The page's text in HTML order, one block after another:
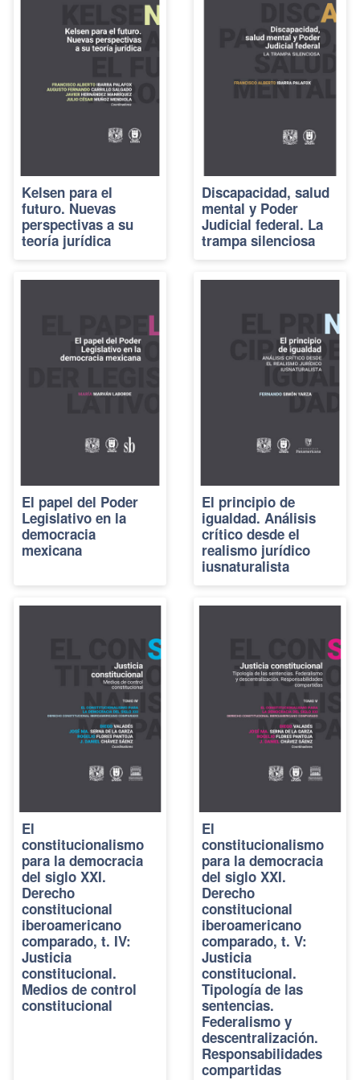
Kelsen para el
futuro. Nuevas
perspectivas a su
teoría jurídica
Discapacidad, salud
mental y Poder
Judicial federal. La
trampa silenciosa
El papel del Poder
Legislativo en la
democracia
mexicana
El principio de
igualdad. Análisis
crítico desde el
realismo jurídico
iusnaturalista
El
constitucionalismo
para la democracia
del siglo XXI.
Derecho
constitucional
iberoamericano
comparado, t. IV:
Justicia
constitucional.
Medios de control
constitucional
El
constitucionalismo
para la democracia
del siglo XXI.
Derecho
constitucional
iberoamericano
comparado, t. V:
Justicia
constitucional.
Tipología de las
sentencias.
Federalismo y
descentralización.
Responsabilidades
compartidas